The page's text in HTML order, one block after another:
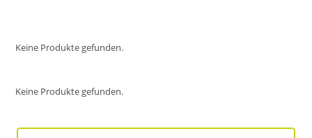
Keine Produkte gefunden.
Keine Produkte gefunden.